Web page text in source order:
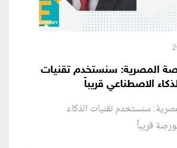
المصرية: سنستخدم تقنيات
الاصطناعي قريباً
سنستخدم تقنيات الذكاء
قريباً